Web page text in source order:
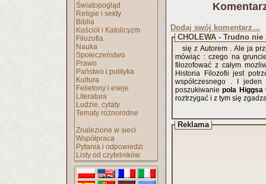
Światopogląd
Religie i sekty
Biblia
Kościół i Katolicyzm
Filozofia
Nauka
Społeczeństwo
Prawo
Państwo i polityka
Kultura
Felietony i eseje
Literatura
Ludzie, cytaty
Tematy różnorodne
Znalezione w sieci
Współpraca
Pytania i odpowiedzi
Listy od czytelników
Dodaj swój komentarz…
CHOLEWA - Trudno
się z Autorem . Ale ja
mówiąc : czego na
filozofować z całym
Historia Filozofii jest
współczesnego . I
poszukiwanie pola Higgsa
roztrzygać i z tym się
Reklama